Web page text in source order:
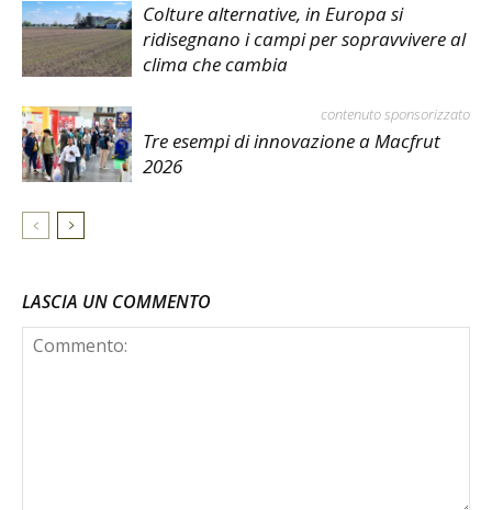
Colture alternative, in Europa si
ridisegnano i campi per sopravvivere al
clima che cambia
contenuto sponsorizzato
Tre esempi di innovazione a Macfrut
2026
LASCIA UN COMMENTO